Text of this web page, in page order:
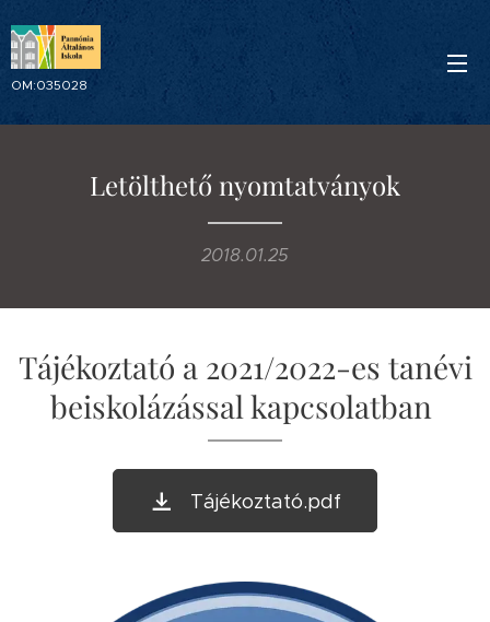
OM:035028
Letölthető nyomtatványok
2018.01.25
Tájékoztató a 2021/2022-es tanévi
beiskolázással kapcsolatban
Tájékoztató.pdf